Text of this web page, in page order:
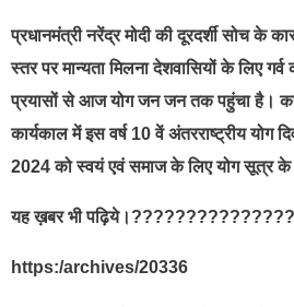
प्रधानमंत्री नरेंद्र मोदी की दूरदर्शी सोच के
स्तर पर मान्यता मिलना देशवासियों के लिए
प्रयासों से आज योग जन जन तक पहुंचा है।
कार्यकाल में इस वर्ष 10 वें अंतरराष्ट्रीय
2024 को स्वयं एवं समाज के लिए योग सूत्र के
यह ख़बर भी
https:/archives/20336